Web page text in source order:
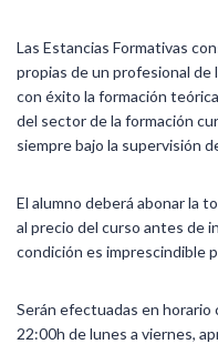
Las Estancias Formativas
propias de un profesional de
con éxito la formación
del sector de la formación
siempre bajo la supervisión
El alumno deberá abonar la
al precio del curso antes de
condición es imprescindible
Serán efectuadas en horario
22:00h de lunes a viernes,